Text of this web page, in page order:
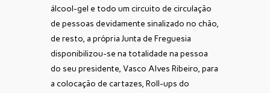
álcool-gel e todo um circuito de circulação
de pessoas devidamente sinalizado no chão,
de resto, a própria Junta de Freguesia
disponibilizou-se na totalidade na pessoa
do seu presidente, Vasco Alves Ribeiro, para
a colocação de cartazes, Roll-ups do